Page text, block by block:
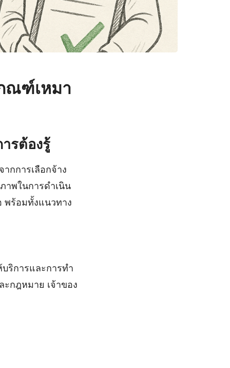
ณฑ์เหมา
รต้องรู้
ากการเลือกจ้าง
าพในการดำเนิน
พร้อมทั้งแนวทาง
ริการและการทำ
กฎหมาย เจ้าของ